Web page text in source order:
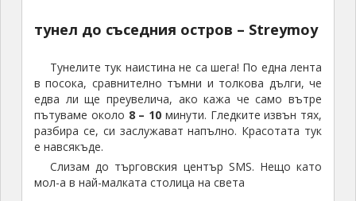
тунел до съседния остров – Streymoy
Тунелите тук наистина не са шега! По една лента
в посока, сравнително тъмни и толкова дълги, че
едва ли ще преувелича, ако кажа че само вътре
пътуваме около 8 – 10 минути. Гледките извън тях,
разбира се, си заслужават напълно. Красотата тук
е навсякъде.
Слизам до търговския център SMS. Нещо като
мол-а в най-малката столица на света